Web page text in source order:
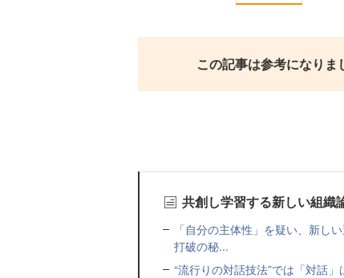
この記事は参考になりま
共創し学習する新しい組織
「自分の主体性」を疑い、新し
打破の秘...
“流行りの対話技法”では「対話